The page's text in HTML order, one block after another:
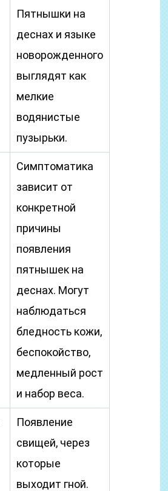
Пятнышки на
деснах и языке
новорожденного
выглядят как
мелкие
водянистые
пузырьки.
Симптоматика
зависит от
конкретной
причины
появления
пятнышек на
деснах. Могут
наблюдаться
бледность кожи,
беспокойство,
медленный рост
и набор веса.
Появление
свищей, через
которые
выходит гной.